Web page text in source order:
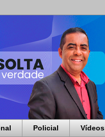
Policial Vídeos